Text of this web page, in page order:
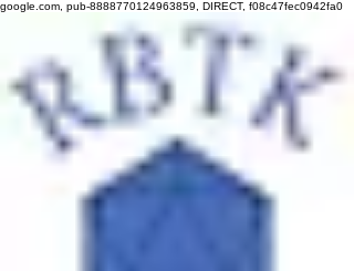
google.com, pub-8888770124963859, DIRECT, f08c47fec0942fa0